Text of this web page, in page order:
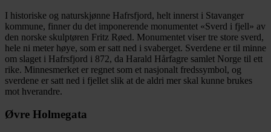
I historiske og naturskjønne Hafrsfjord, helt innerst i Stavanger
kommune, finner du det imponerende monumentet «Sverd i fjell» av
den norske skulptøren Fritz Røed. Monumentet viser tre store sverd,
hele ni meter høye, som er satt ned i svaberget. Sverdene er til minne
om slaget i Hafrsfjord i 872, da Harald Hårfagre samlet Norge til ett
rike. Minnesmerket er regnet som et nasjonalt fredssymbol, og
sverdene er satt ned i fjellet slik at de aldri mer skal kunne brukes
mot hverandre.
Øvre Holmegata